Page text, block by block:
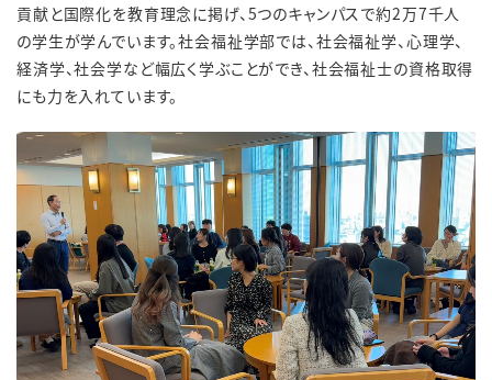
貢献と国際化を教育理念に掲げ、5つのキャンパスで約2万7千人
の学生が学んでいます。社会福祉学部では、社会福祉学、心理学、
経済学、社会学など幅広く学ぶことができ、社会福祉士の資格取得
にも力を入れています。